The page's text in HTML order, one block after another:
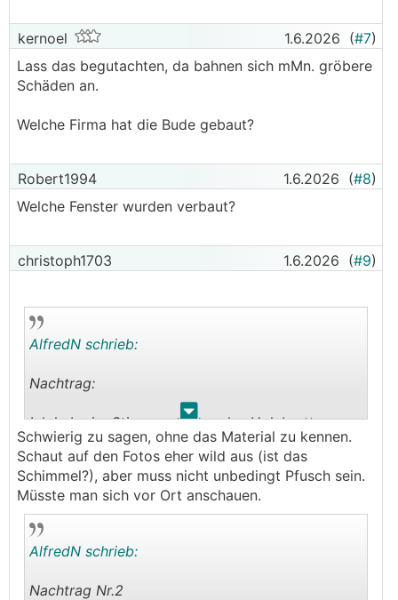
kernoel 1.6.2026 (#7)
Lass das begutachten, da bahnen sich mMn. gröbere
Schäden an.
Welche Firma hat die Bude gebaut?
Robert1994 1.6.2026 (#8)
Welche Fenster wurden verbaut?
christoph1703 1.6.2026 (#9)
. .
AlfredN schrieb:
Nachtrag:
Ich habe im Stiegenaufgang das Holzbrett
welches als provisorisches Fensterbrett dient
abmontiert und so sieht die Situation darunter
aus. An anderen Stellen komme ich nicht ran.
Kann eine Beurteilung der "fachmännischen"
Umsetzung über diese Bilder gemacht werden?
Schwierig zu sagen, ohne das Material zu kennen.
Schaut auf den Fotos eher wild aus (ist das
Schimmel?), aber muss nicht unbedingt Pfusch sein.
Müsste man sich vor Ort anschauen.
AlfredN schrieb:
Nachtrag Nr.2